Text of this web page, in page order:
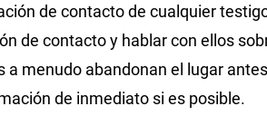
de contacto de cualquier
de contacto y hablar con ellos
a menudo abandonan el lugar
de inmediato si es posible.